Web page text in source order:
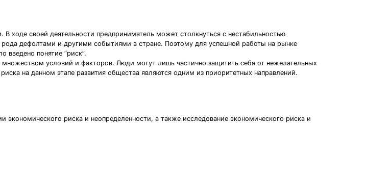
своей деятельности предприниматель может столкнуться с нестабильностью
дефолтами и другими событиями в стране. Поэтому для успешной работы на рынке
введено понятие “риск”.
условий и факторов. Люди могут лишь частично защитить себя от нежелательных
на данном этапе развития общества являются одним из приоритетных направлений.
экономического риска и неопределенности, а также исследование экономического риска и